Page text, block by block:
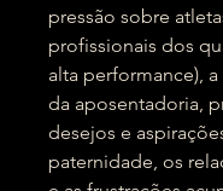
pressão sobre
profissionais dos
alta performance),
da aposentadoria,
desejos e
paternidade, os